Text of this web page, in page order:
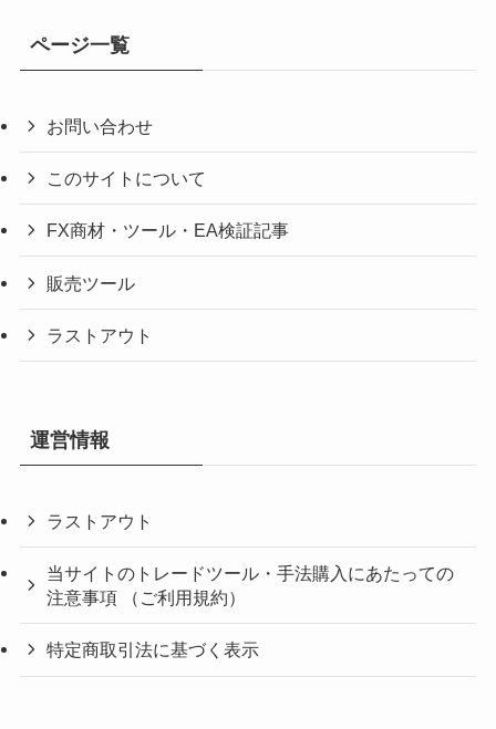
ページ一覧
お問い合わせ
このサイトについて
FX商材・ツール・EA検証記事
販売ツール
ラストアウト
運営情報
ラストアウト
当サイトのトレードツール・手法購入にあたっての
注意事項 （ご利用規約）
特定商取引法に基づく表示